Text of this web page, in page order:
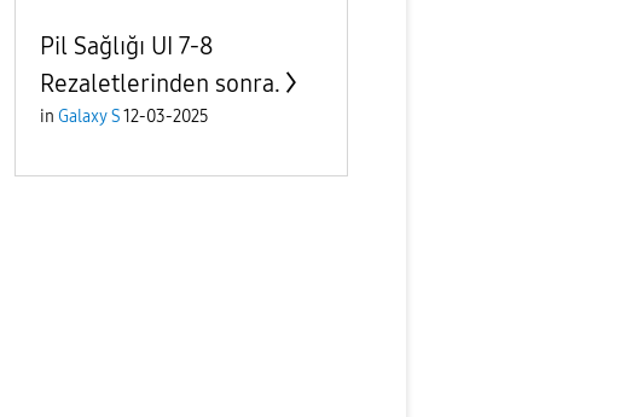
Pil Sağlığı UI 7-8
Rezaletlerinden sonra.
in Galaxy S12-03-2025